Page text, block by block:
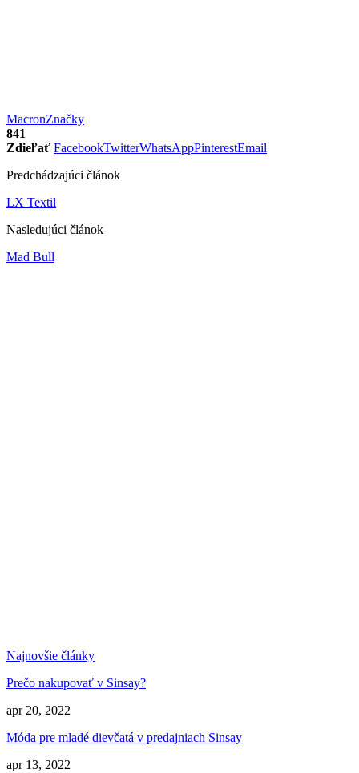
MacronZnačky
841
Zdieľať FacebookTwitterWhatsAppPinterestEmail
Predchádzajúci článok
LX Textil
Nasledujúci článok
Mad Bull
Najnovšie články
Prečo nakupovať v Sinsay?
apr 20, 2022
Móda pre mladé dievčatá v predajniach Sinsay
apr 13, 2022